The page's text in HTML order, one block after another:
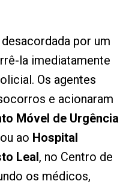
por um
la imediatamente
Os agentes
e acionaram
Móvel de Urgência
ao Hospital
Leal, no Centro de
os médicos,